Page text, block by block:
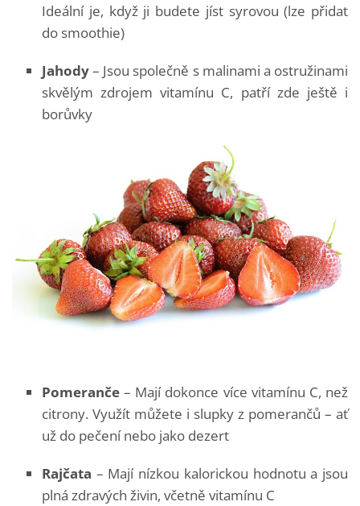
Ideální je, když ji budete jíst syrovou (lze přidat
do smoothie)
Jahody– Jsou společně s malinami a ostružinami
skvělým zdrojem vitamínu C, patří zde ještě i
borůvky
Pomeranče – Mají dokonce více vitamínu C, než
citrony. Využít můžete i slupky z pomerančů – ať
už do pečení nebo jako dezert
Rajčata – Mají nízkou kalorickou hodnotu a jsou
plná zdravých živin, včetně vitamínu C